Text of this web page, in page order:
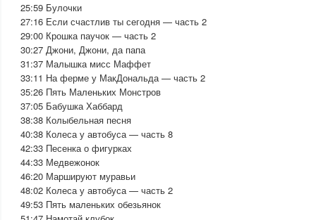
25:59 Булочки
27:16 Если счастлив ты сегодня — часть 2
29:00 Крошка паучок — часть 2
30:27 Джони, Джони, да папа
31:37 Малышка мисс Маффет
33:11 На ферме у МакДональда — часть 2
35:26 Пять Маленьких Монстров
37:05 Бабушка Хаббард
38:38 Колыбельная песня
40:38 Колеса у автобуса — часть 8
42:33 Песенка о фигурках
44:33 Медвежонок
46:20 Маршируют муравьи
48:02 Колеса у автобуса — часть 2
49:53 Пять маленьких обезьянок